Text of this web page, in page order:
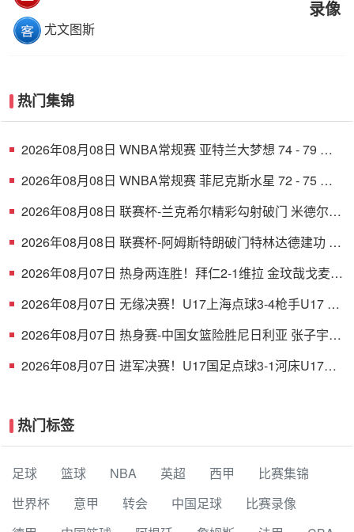
尤文图斯
录像
热门集锦
2026年08月08日 WNBA常规赛 亚特兰大梦想 74 - 79 华
2026年08月08日 WNBA常规赛 菲尼克斯水星 72 - 75 康
2026年08月08日 联赛杯-兰克希尔精彩勾射破门 米德尔斯
2026年08月08日 联赛杯-阿姆斯特朗破门特林达德建功 狼
2026年08月07日 热身两连胜！拜仁2-1维拉 金玟哉戈麦斯
2026年08月07日 无缘决赛！U17上海点球3-4枪手U17 李
2026年08月07日 热身赛-中国女篮险胜尼日利亚 张子宇
2026年08月07日 进军决赛！U17国足点球3-1河床U17将
热门标签
足球 篮球 NBA 英超 西甲
比赛集锦
世界杯
意甲 转会 中国足球
比赛录像